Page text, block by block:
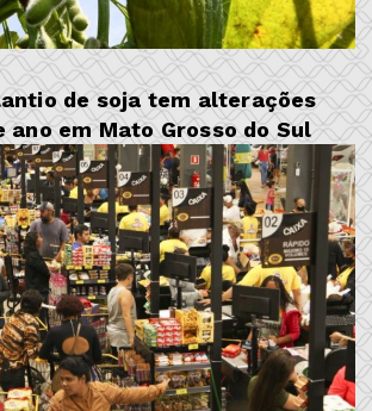
de soja tem alterações
em Mato Grosso do Sul